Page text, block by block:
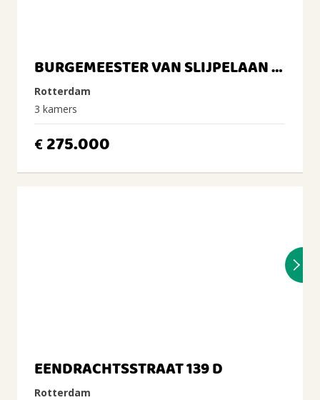
BURGEMEESTER VAN SLIJPELAAN 33 A
Rotterdam
3 kamers
€275.000
EENDRACHTSSTRAAT 139 D
Rotterdam